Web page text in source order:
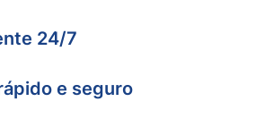
24/7
e seguro